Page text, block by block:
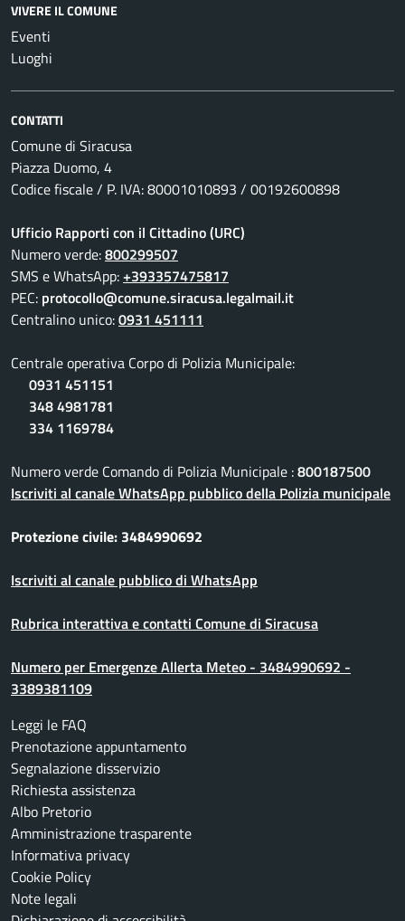
VIVERE IL COMUNE
Eventi
Luoghi
CONTATTI
Comune di Siracusa
Piazza Duomo, 4
Codice fiscale / P. IVA: 80001010893 / 00192600898
Ufficio Rapporti con il Cittadino (URC)
Numero verde:800299507
SMS e WhatsApp:+393357475817
PEC: protocollo@comune.siracusa.legalmail.it
Centralino unico:0931 451111
Centrale operativa Corpo di Polizia Municipale:
0931 451151
348 4981781
334 1169784
Numero verde Comando di Polizia Municipale :800187500
Iscriviti al canale WhatsApp pubblico della Polizia municipale
Protezione civile: 3484990692
Iscriviti al canale pubblico di WhatsApp
Rubrica interattiva e contatti Comune di Siracusa
Numero per Emergenze Allerta Meteo - 3484990692 -
3389381109
Leggi le FAQ
Prenotazione appuntamento
Segnalazione disservizio
Richiesta assistenza
Albo Pretorio
Amministrazione trasparente
Informativa privacy
Cookie Policy
Note legali